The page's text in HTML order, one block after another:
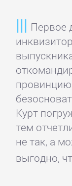
Первое
Курт
тем
не так, а
выгодно,
детективы
детективы
Крутой